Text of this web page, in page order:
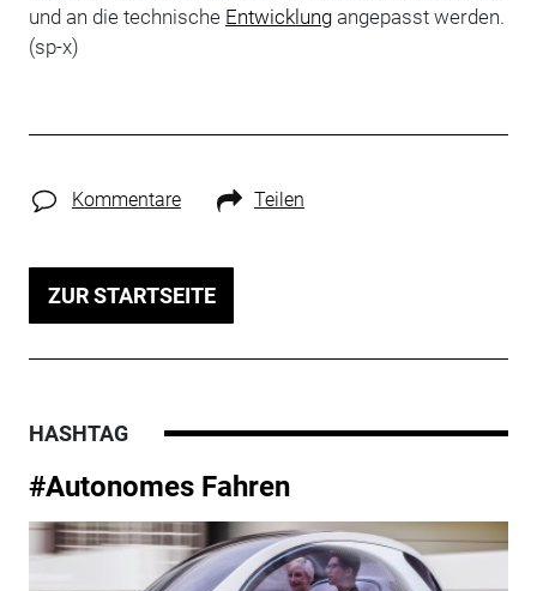
und an die technische Entwicklungangepasst werden.
(sp-x)
Kommentare Teilen
ZUR STARTSEITE
HASHTAG
#Autonomes Fahren